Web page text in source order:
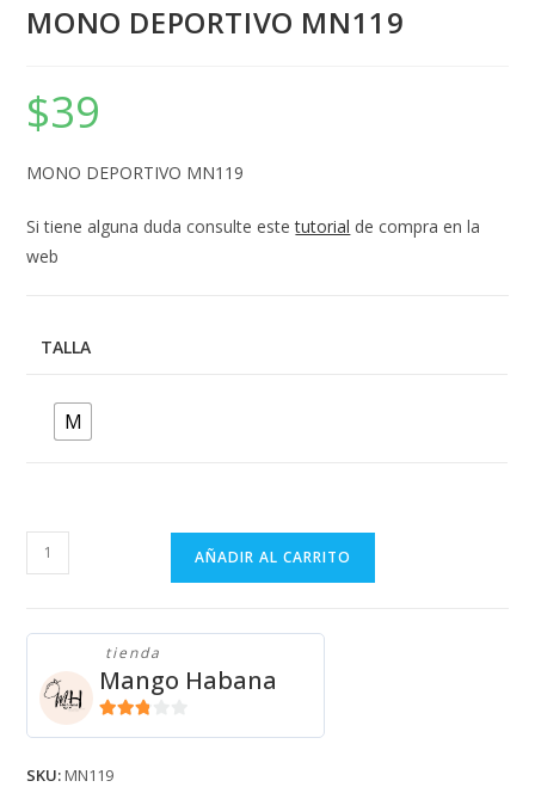
MONO DEPORTIVO MN119
$39
MONO DEPORTIVO MN119
Si tiene alguna duda consulte estetutorial de compra en la
web
TALLA
M
MONO
DEPORTIVO
cantidad
AÑADIR AL CARRITO
tienda
Mango Habana
SKU:MN119